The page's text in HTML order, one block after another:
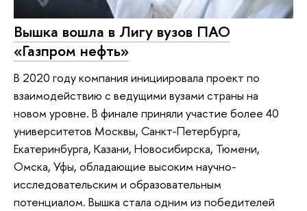
Вышка вошла в Лигу вузов ПАО
«Газпром нефть»
В 2020 году компания инициировала проект по
взаимодействию с ведущими вузами страны на
новом уровне. В финале приняли участие более 40
университетов Москвы, Санкт-Петербурга,
Екатеринбурга, Казани, Новосибирска, Тюмени,
Омска, Уфы, обладающие высоким научно-
исследовательским и образовательным
потенциалом. Вышка стала одним из победителей